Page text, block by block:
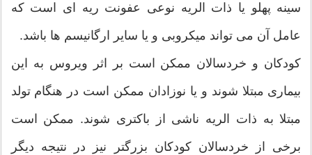
سینه پهلو یا ذات الریه نوعی عفونت ریه ای است که
عامل آن می تواند میکروبی و یا سایر ارگانیسم ها باشد.
کودکان و خردسالان ممکن است بر اثر ویروس به این
بیماری مبتلا شوند و یا نوزادان ممکن است در هنگام تولد
مبتلا به ذات الریه ناشی از باکتری شوند. ممکن است
برخی از خردسالان کودکان بزرگتر نیز در نتیجه دیگر